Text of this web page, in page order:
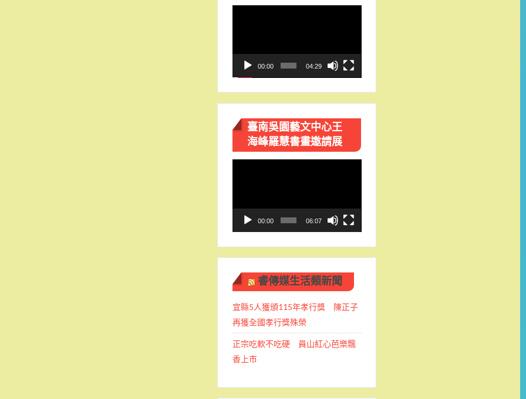
放
00:00 04:29
臺南吳園藝文中心王
海峰羅慧書畫邀請展
00:00 06:07
睿傳媒生活類新聞
宜縣5人獲頒115年孝行獎 陳正子
再獲全國孝行獎殊榮
正宗吃軟不吃硬 員山紅心芭樂飄
香上市